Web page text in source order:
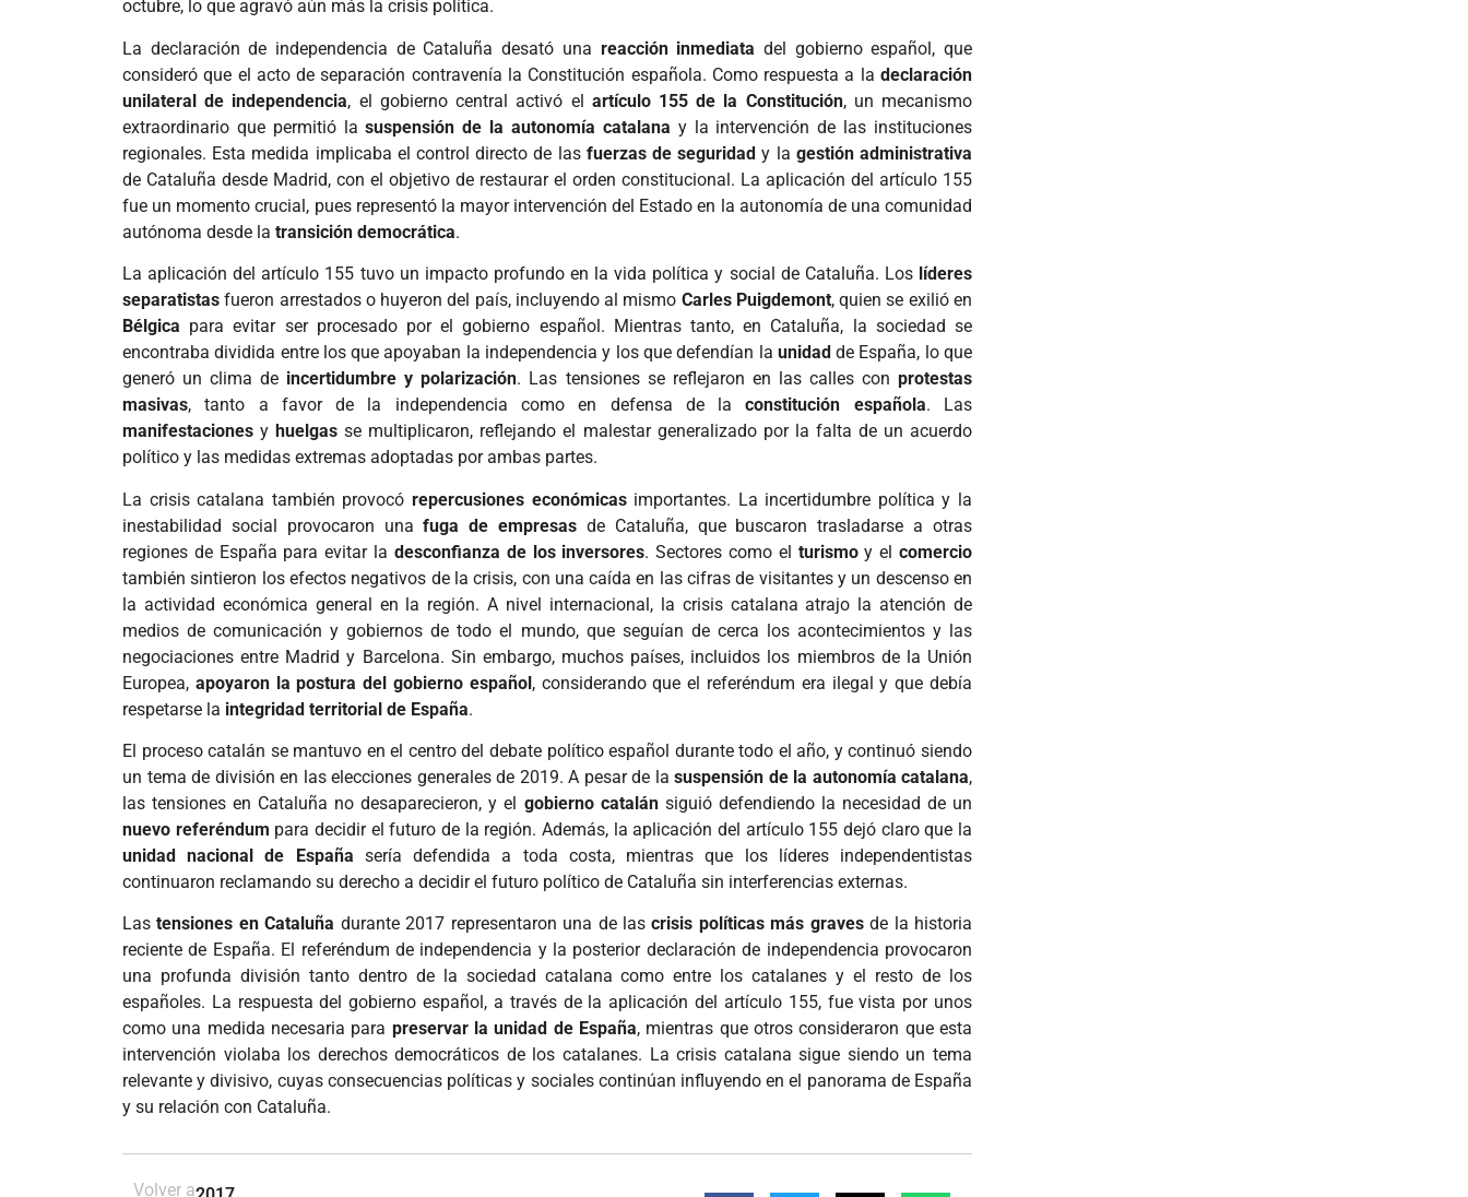
octubre, lo que agravó aún más la crisis política.
La declaración de independencia de Cataluña desató una reacción inmediata del gobierno español, que
consideró que el acto de separación contravenía la Constitución española. Como respuesta a la declaración
unilateral de independencia, el gobierno central activó el artículo 155 de la Constitución, un mecanismo
extraordinario que permitió lasuspensión de la autonomía catalana y la intervención de las instituciones
regionales. Esta medida implicaba el control directo de las fuerzas de seguridad y la gestión administrativa
de Cataluña desde Madrid, con el objetivo de restaurar el orden constitucional. La aplicación del artículo 155
fue un momento crucial, pues representó la mayor intervención del Estado en la autonomía de una comunidad
autónoma desde la transición democrática.
La aplicación del artículo 155 tuvo un impacto profundo en la vida política y social de Cataluña. Los líderes
separatistas fueron arrestados o huyeron del país, incluyendo al mismo Carles Puigdemont, quien se exilió en
Bélgica para evitar ser procesado por el gobierno español. Mientras tanto, en Cataluña, la sociedad se
encontraba dividida entre los que apoyaban la independencia y los que defendían la unidad de España, lo que
generó un clima de incertidumbre y polarización. Las tensiones se reflejaron en las calles conprotestas
masivas, tanto a favor de la independencia como en defensa de laconstitución española. Las
manifestaciones y huelgas se multiplicaron, reflejando el malestar generalizado por la falta de un acuerdo
político y las medidas extremas adoptadas por ambas partes.
La crisis catalana también provocó repercusiones económicasimportantes. La incertidumbre política y la
inestabilidad social provocaron unafuga de empresas de Cataluña, que buscaron trasladarse a otras
regiones de España para evitar la desconfianza de los inversores. Sectores como el turismoy el comercio
también sintieron los efectos negativos de la crisis, con una caída en las cifras de visitantes y un descenso en
la actividad económica general en la región. A nivel internacional, la crisis catalana atrajo la atención de
medios de comunicación y gobiernos de todo el mundo, que seguían de cerca los acontecimientos y las
negociaciones entre Madrid y Barcelona. Sin embargo, muchos países, incluidos los miembros de la Unión
Europea, apoyaron la postura del gobierno español, considerando que el referéndum era ilegal y que debía
respetarse la integridad territorial de España.
El proceso catalán se mantuvo en el centro del debate político español durante todo el año, y continuó siendo
un tema de división en las elecciones generales de 2019. A pesar de la suspensión de la autonomía catalana,
las tensiones en Cataluña no desaparecieron, y el gobierno catalánsiguió defendiendo la necesidad de un
nuevo referéndum para decidir el futuro de la región. Además, la aplicación del artículo 155 dejó claro que la
unidad nacional de España sería defendida a toda costa, mientras que los líderes independentistas
continuaron reclamando su derecho a decidir el futuro político de Cataluña sin interferencias externas.
Lastensiones en Cataluña durante 2017 representaron una de lascrisis políticas más gravesde la historia
reciente de España. El referéndum de independencia y la posterior declaración de independencia provocaron
una profunda división tanto dentro de la sociedad catalana como entre los catalanes y el resto de los
españoles. La respuesta del gobierno español, a través de la aplicación del artículo 155, fue vista por unos
como una medida necesaria para preservar la unidad de España, mientras que otros consideraron que esta
intervención violaba los derechos democráticos de los catalanes. La crisis catalana sigue siendo un tema
relevante y divisivo, cuyas consecuencias políticas y sociales continúan influyendo en el panorama de España
y su relación con Cataluña.
Volver a